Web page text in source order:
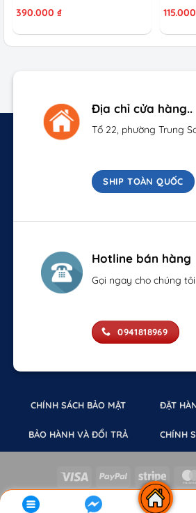
390.000 ₫ 115.000
Địa chỉ cửa hàng..
Tổ 22, phường Trung
SHIP TOÀN QUỐC
Hotline bán hàng
Gọi ngay cho chúng
0941818969
CHÍNH SÁCH BẢO MẬT ĐẶT
BẢO HÀNH VÀ ĐỔI TRẢ CHÍNH
Visa PayPal Stripe
Bản quyền 2026 ©
Mobile Fun Việt